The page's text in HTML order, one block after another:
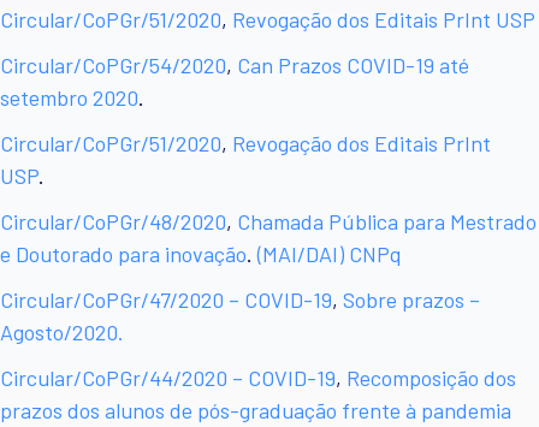
Circular/CoPGr/51/2020, Revogação dos Editais PrInt USP
Circular/CoPGr/54/2020, Can Prazos COVID-19 até
setembro 2020.
Circular/CoPGr/51/2020, Revogação dos Editais PrInt
USP.
Circular/CoPGr/48/2020, Chamada Pública para Mestrado
e Doutorado para inovação.(MAI/DAI) CNPq
Circular/CoPGr/47/2020 – COVID-19, Sobre prazos –
Agosto/2020.
Circular/CoPGr/44/2020 – COVID-19, Recomposição dos
prazos dos alunos de pós-graduação frente à pandemia